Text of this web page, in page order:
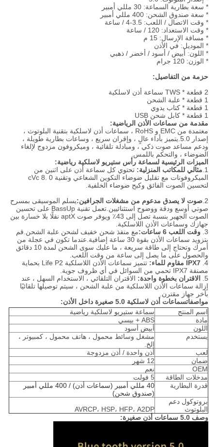
* سعة بطارية السماعة: 30 مللي أمبير
* سعة صندوق الشحن: 400 مللي أمبير
* وقت الاتصال / اللعب: 3.5-4 / ساعة
* وقت الاستعداد: 120 / ساعة
* مسافة الإرسال: 15 م
* الموديل: في الأذن
* اللون: أبيض / أسود / أخضر / ذهبي
* الوزن: 120 جرام
حزمة من التفاصيل:
2 قطعة * TWS سماعة أذن لاسلكية
1 قطعة * علبة الشحن
1 قطعة * كتاب يدوي
1 قطعة * كابل شحن USB
مقدمة من سماعات الأذن الرياضية:
معتمدة من EMC و RoHS ، سماعات أذن لاسلكية بتقنية البلوتوث ،
إصدار 5.0.يتميز بأداء عالٍ ، وإقران سريع ، وساعات بطارية طويلة ،
ودعم مساعد صوت ذكي ، ومبادلة تلقائية ، وميكروفون مزدوج لإلغاء
الضوضاء ، والتحكم باللمس.
الميزات الرئيسية لسماعة رأس ستيريو لاسلكية رياضية:
1. مثالي للمكاتب المنزلية: تحتوي كل سماعة أذن على اثنين من
الميكروفونات مع تقليل ضوضاء التكوين الشعاعي وتقنية cVc 8. 0
لتحسين الصوت الفائق وكبح ضوضاء الخلفية.
2. صوت لا يصدق مدعوم من مشغلات الجرافين:يسلم الموسيقى بمسرح
صوتي أوسع ودقة ووضوح استثنائيين.تعمل تقنية BassUp على تحسين
الصوت الجهير بنسبة تصل إلى 43٪ ويوفر صوت aptX نقلًا بلا خسارة بين
جهازك وسماعات الأذن اللاسلكية.
3. وقت اللعب 6 ساعات:
مع منفذ شحن خفيف لشحن علبة الشحن.قم
بتزويد سماعات الأذن بقوة 30 ساعة إضافية.عندما تكون في عجلة من
أمرك وتحتاج إلى طاقة سريعة ، ما عليك سوى الشحن لمدة 10 دقائق
والحصول على ما يصل إلى ساعة من وقت اللعب.
4. IPX7 مقاوم للماء:
تتميز سماعات الأذن اللاسلكية Life P2 بحماية
مصنفة IPX7 تحمي من السوائل في أي ظروف جوية.
5.
الاقتران بخطوة واحدة: الاقتران التلقائي ، الاستخدام السهل ، عند
إزالة سماعات الأذن اللاسلكية من علبة الشحن ، سيتم توصيلها تلقائيًا
بآخر جهاز مقترن.
مواصفاتسماعات أذن لاسلكية 5.0 صغيرة داخل الأذن:
اسم المنتج
سماعة ستيريو لاسلكية رياضية
مادة
ABS + بيسي
اللون
أبيض أسود
يستخدم
مشغل وسائط محمول ، هاتف محمول ، كمبيوتر ،
إلخ.
لعب
أذن واحدة / أذن مزدوجة
ضمان
12 شهر
OEM
نعم
مدخلات الطاقة
5 فولت
قدرة البطارية
40 مللي أمبير (سماعات أذن) / 400 مللي أمبير
(صندوق شحن)
بروتوكول دعم
البلوتوث
AVRCP، HSP، HFP، A2DP
وصف 5.0 سماعات أذن صغيرة: